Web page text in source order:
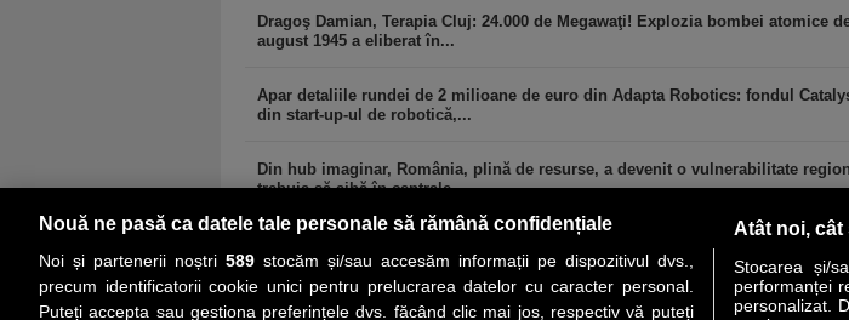
Dragoş Damian, Terapia Cluj: 24.000 de Megawaţi! Explozia bombei atomice
august 1945 a eliberat în...
Apar detaliile rundei de 2 milioane de euro din Adapta Robotics: fondul
din start-up-ul de robotică,...
Din hub imaginar, România, plină de resurse, a devenit o vulnerabilitate
trebuia să aibă în centrale...
Nouă ne pasă ca datele tale personale să rămână confidențiale
Noi și partenerii noștri 589stocăm și/sau accesăm informații pe dispozitivul dvs.,
precum identificatorii cookie unici pentru prelucrarea datelor cu caracter personal.
Puteți accepta sau gestiona preferințele dvs. făcând clic mai jos, respectiv vă puteți
Atât noi, cât
Stocarea și/
performanței
personalizat.